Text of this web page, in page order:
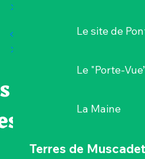
Le site de
Le "Porte-
La Maine
Terres de Muscadet